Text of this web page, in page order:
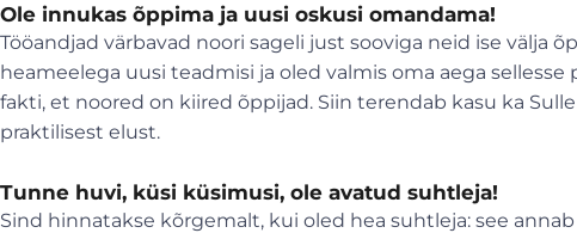
Ole innukas õppima ja uusi oskusi omandama!
Tööandjad värbavad noori sageli just sooviga neid ise välja
heameelega uusi teadmisi ja oled valmis oma aega
fakti, et noored on kiired õppijad. Siin terendab kasu ka
praktilisest elust.
Tunne huvi, küsi küsimusi, ole avatud suhtleja!
Sind hinnatakse kõrgemalt, kui oled hea suhtleja: see